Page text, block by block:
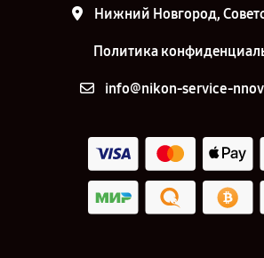
Нижний Новгород,
Политика
info@nikon-service-